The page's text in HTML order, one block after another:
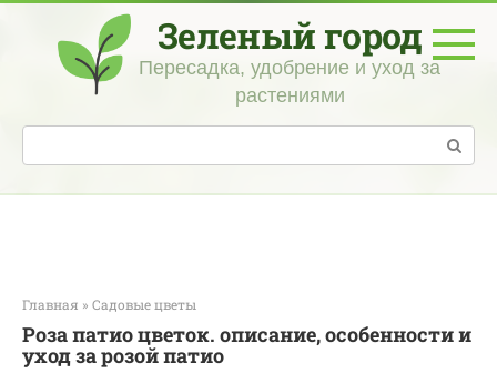
Перейти
контенту
Зеленый город
Пересадка, удобрение и уход за
растениями
Поиск:
Главная » Садовые цветы
Роза патио цветок. описание, особенности и
уход за розой патио